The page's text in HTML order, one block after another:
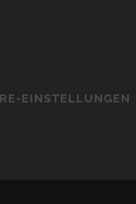
EINSTELLUNGEN